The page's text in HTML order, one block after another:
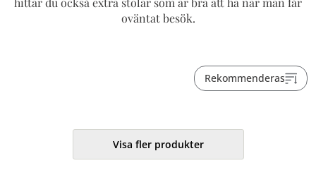
oväntat besök.
Rekommenderas
Visa fler produkter